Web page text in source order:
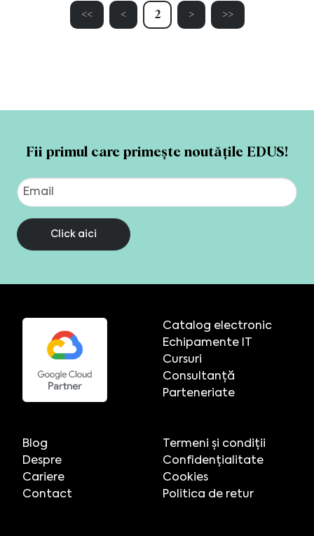
<< < 2 > >>
Fii primul care primește noutățile EDUS!
Click aici
Catalog electronic
Echipamente IT
Cursuri
Consultanță
Parteneriate
Blog
Despre
Cariere
Contact
Termeni și condiții
Confidențialitate
Cookies
Politica de retur